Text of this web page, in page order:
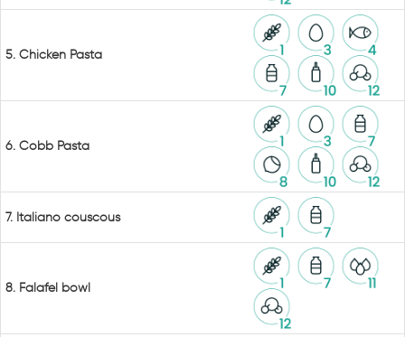
5. Chicken Pasta
6. Cobb Pasta
7. Italiano couscous
8. Falafel bowl